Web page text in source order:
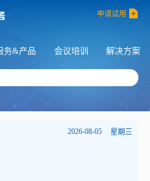
申请试用
务&产品 会议培训 解决方案
2026-08-05 星期三